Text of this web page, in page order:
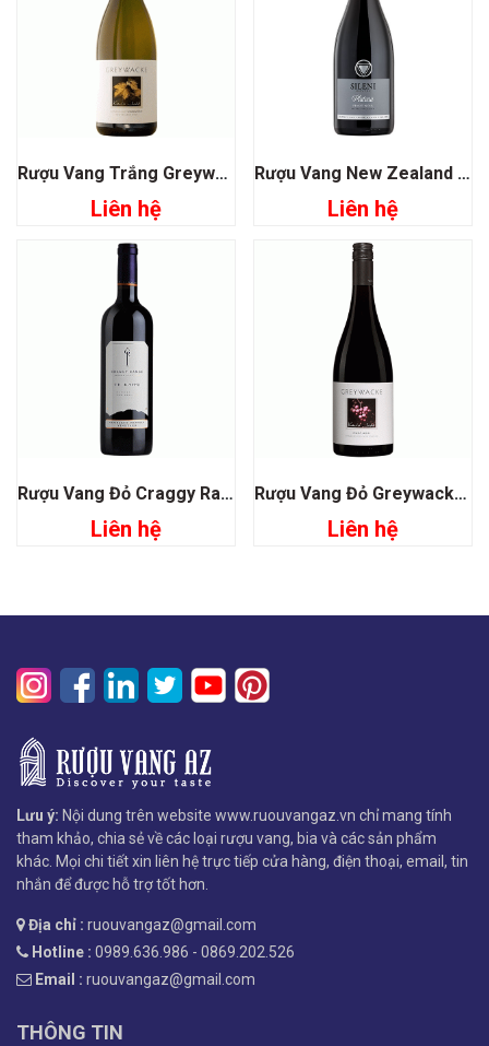
Rượu Vang Trắng Greywacke Chardonnay
Liên hệ
Rượu Vang New Zealand Sileni Estate Plateau Pinot Noir
Liên hệ
Rượu Vang Đỏ Craggy Range Te Kahu Gimblett Gravels Vineyard Blend
Liên hệ
Rượu Vang Đỏ Greywacke Pinot Noir
Liên hệ
Lưu ý: Nội dung trên website www.ruouvangaz.vn chỉ mang tính
tham khảo, chia sẻ về các loại rượu vang, bia và các sản phẩm
khác. Mọi chi tiết xin liên hệ trực tiếp cửa hàng, điện thoại, email, tin
nhắn để được hỗ trợ tốt hơn.
Địa chỉ : ruouvangaz@gmail.com
Hotline : 0989.636.986 - 0869.202.526
Email : ruouvangaz@gmail.com
THÔNG TIN